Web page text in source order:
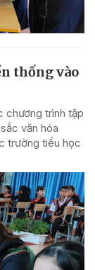
thống vào
chương trình tập
văn hóa
trường tiểu học